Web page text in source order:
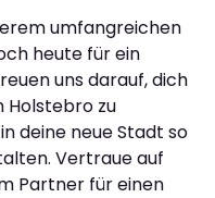
umfangreichen
heute für ein
uns darauf, dich
Holstebro zu
deine neue Stadt so
Vertraue auf
Partner für einen